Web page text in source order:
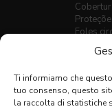
Ti informiamo che
tuo consenso, questo
la raccolta di statistiche
Foles
Foles
Foles
Foles
Escudos